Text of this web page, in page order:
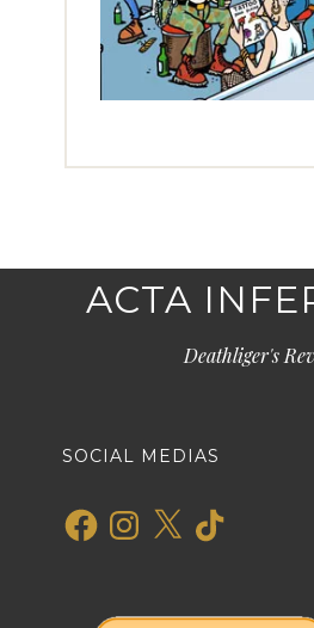
ACTA
Deathliger's
SOCIAL MEDIAS
FacebookInstagram
X TikTok